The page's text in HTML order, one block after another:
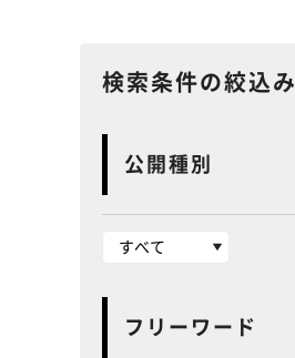
検索条件の絞込み
公開種別
フリーワード